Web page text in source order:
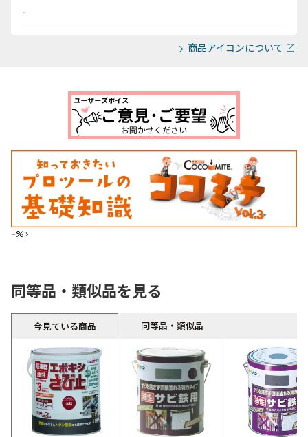
-
商品アイコンについて
--%>
同等品・類似品を見る
今見ている商品 同等品・類似品